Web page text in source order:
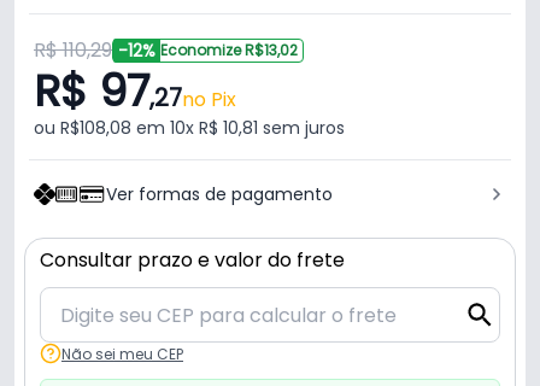
R$ 110,29 -12% Economize R$13,02
R$ 97,27no Pix
ou R$108,08 em 10x R$ 10,81 sem juros
Ver formas de pagamento
Consultar prazo e valor do frete
Não sei meu CEP